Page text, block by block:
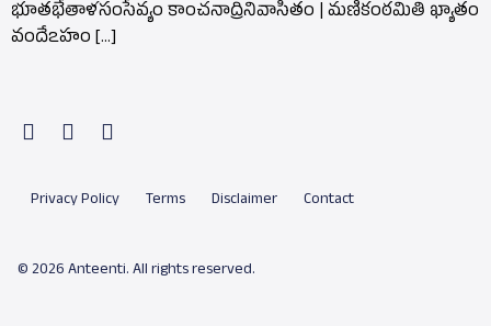
భూతభేతాళసంసేవ్యం కాంచనాద్రినివాసితం | మణికంఠమితి ఖ్యాతం
వందేఽహం […]
Privacy Policy Terms Disclaimer Contact
© 2026 Anteenti. All rights reserved.